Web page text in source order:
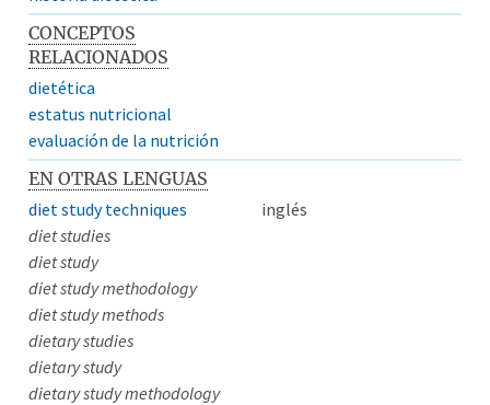
CONCEPTOS
RELACIONADOS
dietética
estatus nutricional
evaluación de la nutrición
EN OTRAS LENGUAS
diet study techniques
inglés
diet studies
diet study
diet study methodology
diet study methods
dietary studies
dietary study
dietary study methodology